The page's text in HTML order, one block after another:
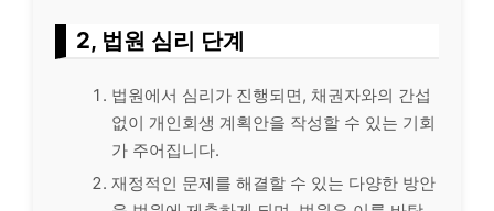
2, 법원 심리 단계
법원에서 심리가 진행되면, 채권자와의 간섭
없이 개인회생 계획안을 작성할 수 있는 기회
가 주어집니다.
재정적인 문제를 해결할 수 있는 다양한 방안